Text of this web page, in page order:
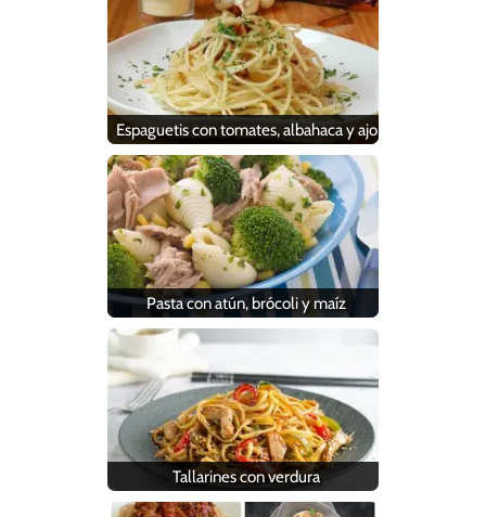
Espaguetis con tomates, albahaca y ajo
Pasta con atún, brócoli y maíz
Tallarines con verdura